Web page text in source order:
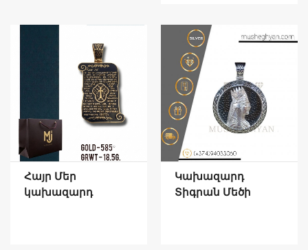
Հայր Մեր
կախազարդ
Կախազարդ
Տիգրան Մեծի